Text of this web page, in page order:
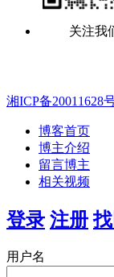
关注我
湘ICP备20011628
博客首页
博主介绍
留言博主
相关视频
登录 注册
用户名